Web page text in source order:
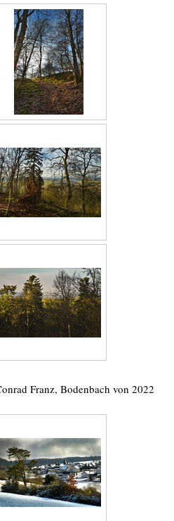
Franz, Bodenbach von 2022